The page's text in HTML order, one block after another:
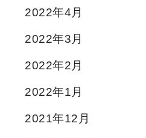
2022年4月
2022年3月
2022年2月
2022年1月
2021年12月